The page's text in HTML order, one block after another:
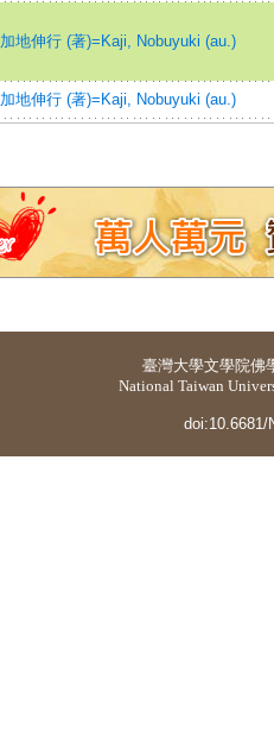
加地伸行 (著)=Kaji, Nobuyuki (au.)
加地伸行 (著)=Kaji, Nobuyuki (au.)
臺灣大學文學院佛
National Taiwan
doi:10.6681/